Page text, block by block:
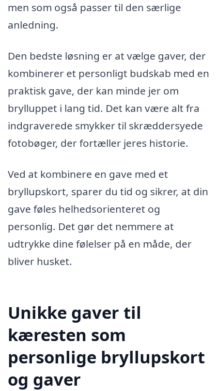
men som også passer til den særlige
anledning.
Den bedste løsning er at vælge gaver, der
kombinerer et personligt budskab med en
praktisk gave, der kan minde jer om
brylluppet i lang tid. Det kan være alt fra
indgraverede smykker til skræddersyede
fotobøger, der fortæller jeres historie.
Ved at kombinere en gave med et
bryllupskort, sparer du tid og sikrer, at din
gave føles helhedsorienteret og
personlig. Det gør det nemmere at
udtrykke dine følelser på en måde, der
bliver husket.
Unikke gaver til
kæresten som
personlige bryllupskort
og gaver